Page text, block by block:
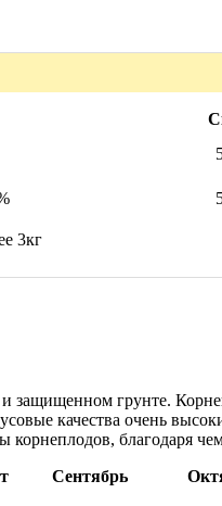
3кг
и защищенном грунте.
качества очень
благодаря
Сентябрь